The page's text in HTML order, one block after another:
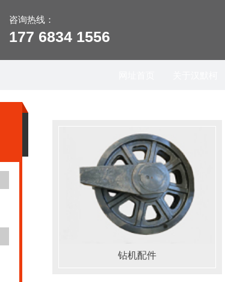
咨询热线：
177 6834 1556
钻机配件